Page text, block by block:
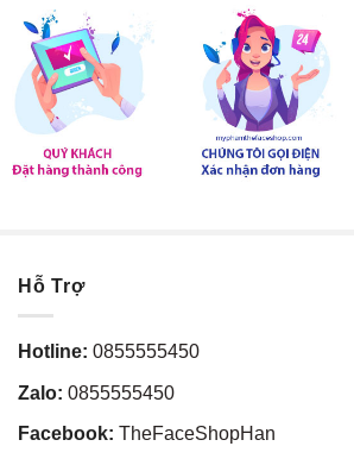
Hỗ Trợ
Hotline: 0855555450
Zalo: 0855555450
Facebook: TheFaceShopHan